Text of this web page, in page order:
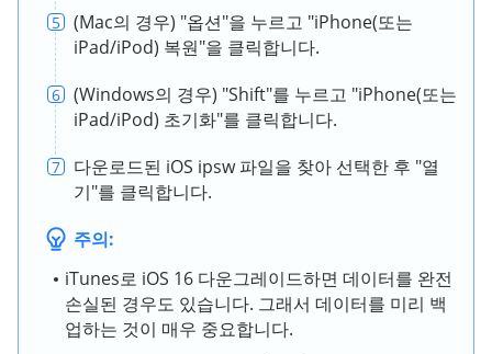
5
(Mac의 경우) "옵션"을 누르고 "iPhone(또는
iPad/iPod) 복원"을 클릭합니다.
6
(Windows의 경우) "Shift"를 누르고 "iPhone(또는
iPad/iPod) 초기화"를 클릭합니다.
7
다운로드된 iOS ipsw 파일을 찾아 선택한 후 "열
기"를 클릭합니다.
주의:
iTunes로 iOS 16 다운그레이드하면 데이터를 완전
손실된 경우도 있습니다. 그래서 데이터를 미리 백
업하는 것이 매우 중요합니다.